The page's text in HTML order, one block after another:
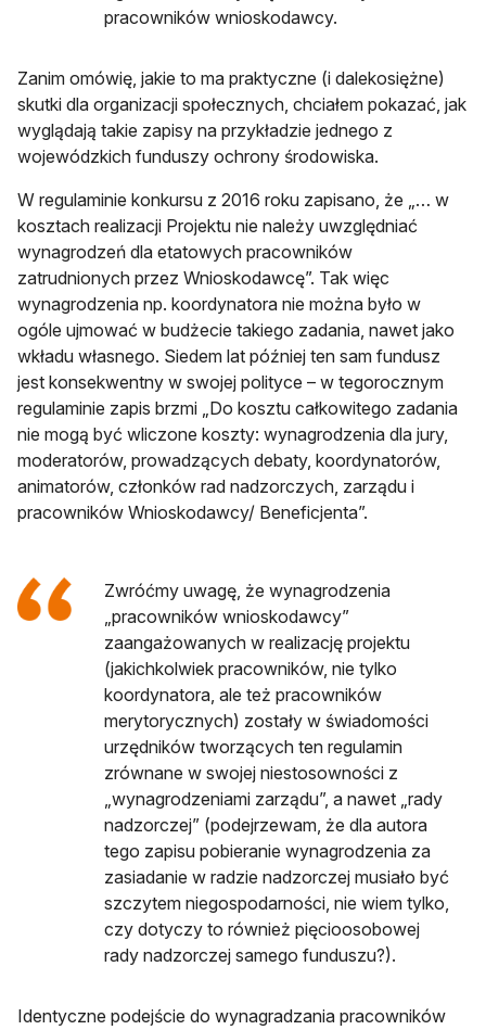
pracowników wnioskodawcy.
Zanim omówię, jakie to ma praktyczne (i dalekosiężne)
skutki dla organizacji społecznych, chciałem pokazać, jak
wyglądają takie zapisy na przykładzie jednego z
wojewódzkich funduszy ochrony środowiska.
W regulaminie konkursu z 2016 roku zapisano, że „… w
kosztach realizacji Projektu nie należy uwzględniać
wynagrodzeń dla etatowych pracowników
zatrudnionych przez Wnioskodawcę”. Tak więc
wynagrodzenia np. koordynatora nie można było w
ogóle ujmować w budżecie takiego zadania, nawet jako
wkładu własnego. Siedem lat później ten sam fundusz
jest konsekwentny w swojej polityce – w tegorocznym
regulaminie zapis brzmi „Do kosztu całkowitego zadania
nie mogą być wliczone koszty: wynagrodzenia dla jury,
moderatorów, prowadzących debaty, koordynatorów,
animatorów, członków rad nadzorczych, zarządu i
pracowników Wnioskodawcy/ Beneficjenta”.
Zwróćmy uwagę, że wynagrodzenia
„pracowników wnioskodawcy”
zaangażowanych w realizację projektu
(jakichkolwiek pracowników, nie tylko
koordynatora, ale też pracowników
merytorycznych) zostały w świadomości
urzędników tworzących ten regulamin
zrównane w swojej niestosowności z
„wynagrodzeniami zarządu”, a nawet „rady
nadzorczej” (podejrzewam, że dla autora
tego zapisu pobieranie wynagrodzenia za
zasiadanie w radzie nadzorczej musiało być
szczytem niegospodarności, nie wiem tylko,
czy dotyczy to również pięcioosobowej
rady nadzorczej samego funduszu?).
Identyczne podejście do wynagradzania pracowników